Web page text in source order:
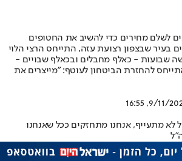
לשלם מחירים כדי להשיב את החטופים
בעיר שבצפון רצועת עזה, התייחס הרצי הלוי
שבועות - כאלף מחבלים ובכאלף שבויים -
להחזרת הביטחון לעוטף: "מייצרים את
9/11/2024,
לא מתעייף, אנחנו מתחזקים ככל שאנחנו